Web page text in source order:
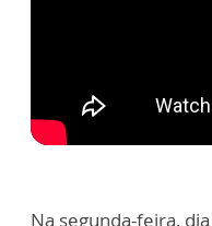
Na segunda-feira,